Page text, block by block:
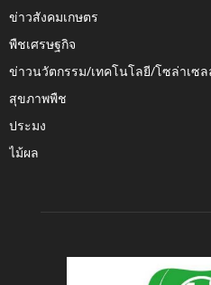
ข่าวสังคมเกษตร
พืชเศรษฐกิจ
ข่าวนวัตกรรม/เทคโนโลยี/โซล่าเซล
สุขภาพพืช
ประมง
ไม้ผล